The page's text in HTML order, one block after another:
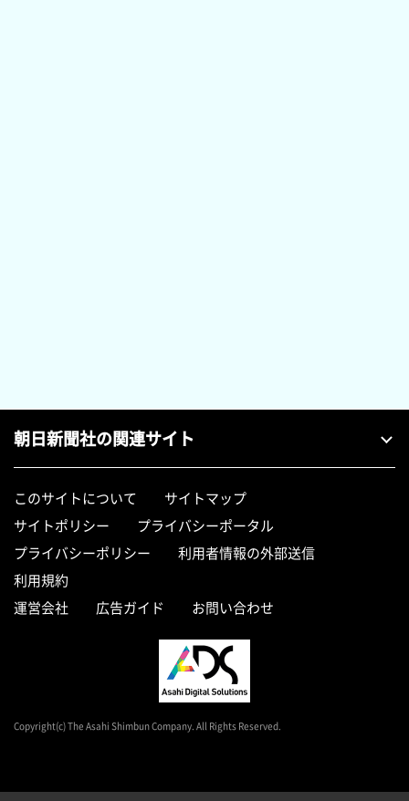
朝日新聞社の関連サイト
このサイトについて
サイトマップ
サイトポリシー
プライバシーポータル
プライバシーポリシー
利用者情報の外部送信
利用規約
運営会社
広告ガイド お問い合わせ
Copyright(c) The Asahi Shimbun Company. All Rights Reserved.